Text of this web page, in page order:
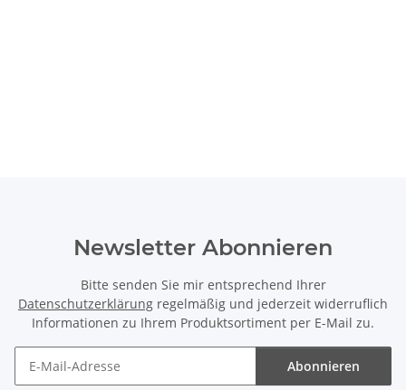
Newsletter Abonnieren
Bitte senden Sie mir entsprechend Ihrer
Datenschutzerklärung regelmäßig und jederzeit widerruflich
Informationen zu Ihrem Produktsortiment per E-Mail zu.
Abonnieren